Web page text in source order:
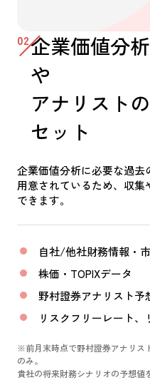
02企業価値分
や
アナリスト
セット
企業価値分析に必要な過
用意されているため、収
できます。
自社/他社財務情報・
株価・TOPIXデータ
野村證券アナリスト予
リスクフリーレート
※前月末時点で野村證券アナリス
のみ。
貴社の将来財務シナリオの予想値